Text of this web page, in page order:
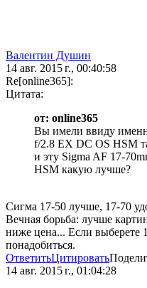
Валентин Душин
14 авг. 2015 г., 00:40:58
Re[online365]:
Цитата:
от: online365
Вы имели ввиду
f/2.8 EX DC OS HSM
и эту Sigma AF 17-
HSM какую лучше?
Сигма 17-50 лучше, 17-70
Вечная борьба: лучше
ниже цена... Если выберете
понадобиться.
ОтветитьЦитировать
14 авг. 2015 г., 01:04:28